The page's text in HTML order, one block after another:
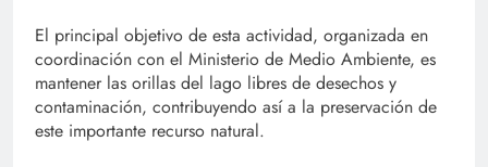
El principal objetivo de esta actividad, organizada en
coordinación con el Ministerio de Medio Ambiente, es
mantener las orillas del lago libres de desechos y
contaminación, contribuyendo así a la preservación de
este importante recurso natural.